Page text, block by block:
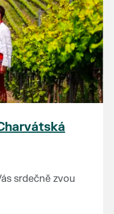
srdečně zvou